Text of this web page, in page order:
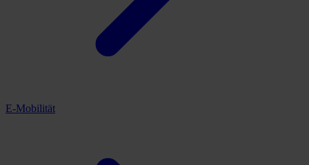
E-Mobilität